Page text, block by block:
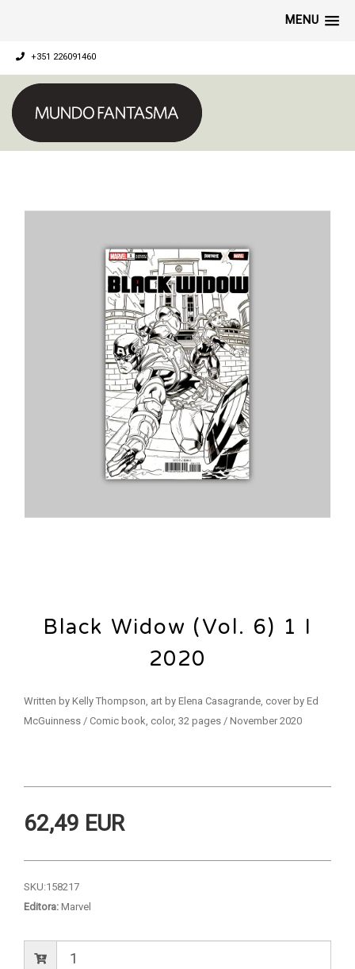
MENU
+351 226091460
Black Widow (Vol. 6) 1 I
2020
Written by Kelly Thompson, art by Elena Casagrande, cover by Ed
McGuinness / Comic book, color, 32 pages / November 2020
62,49 EUR
SKU:158217
Editora: Marvel